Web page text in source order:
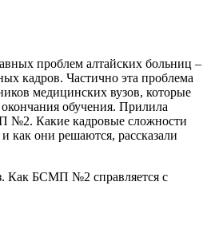
проблем алтайских больниц –
кадров. Частично эта проблема
медицинских вузов, которые
окончания обучения. Прилила
№2. Какие кадровые сложности
как они решаются, рассказали